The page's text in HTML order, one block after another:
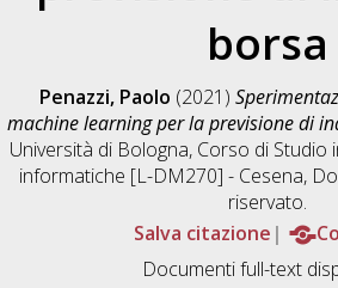
borsa
Penazzi, Paolo (2021)
machine learning per la previsione di
Università di Bologna, Corso di Studio
informatiche [L-DM270] - Cesena,
riservato.
Salva citazione
Documenti full-text